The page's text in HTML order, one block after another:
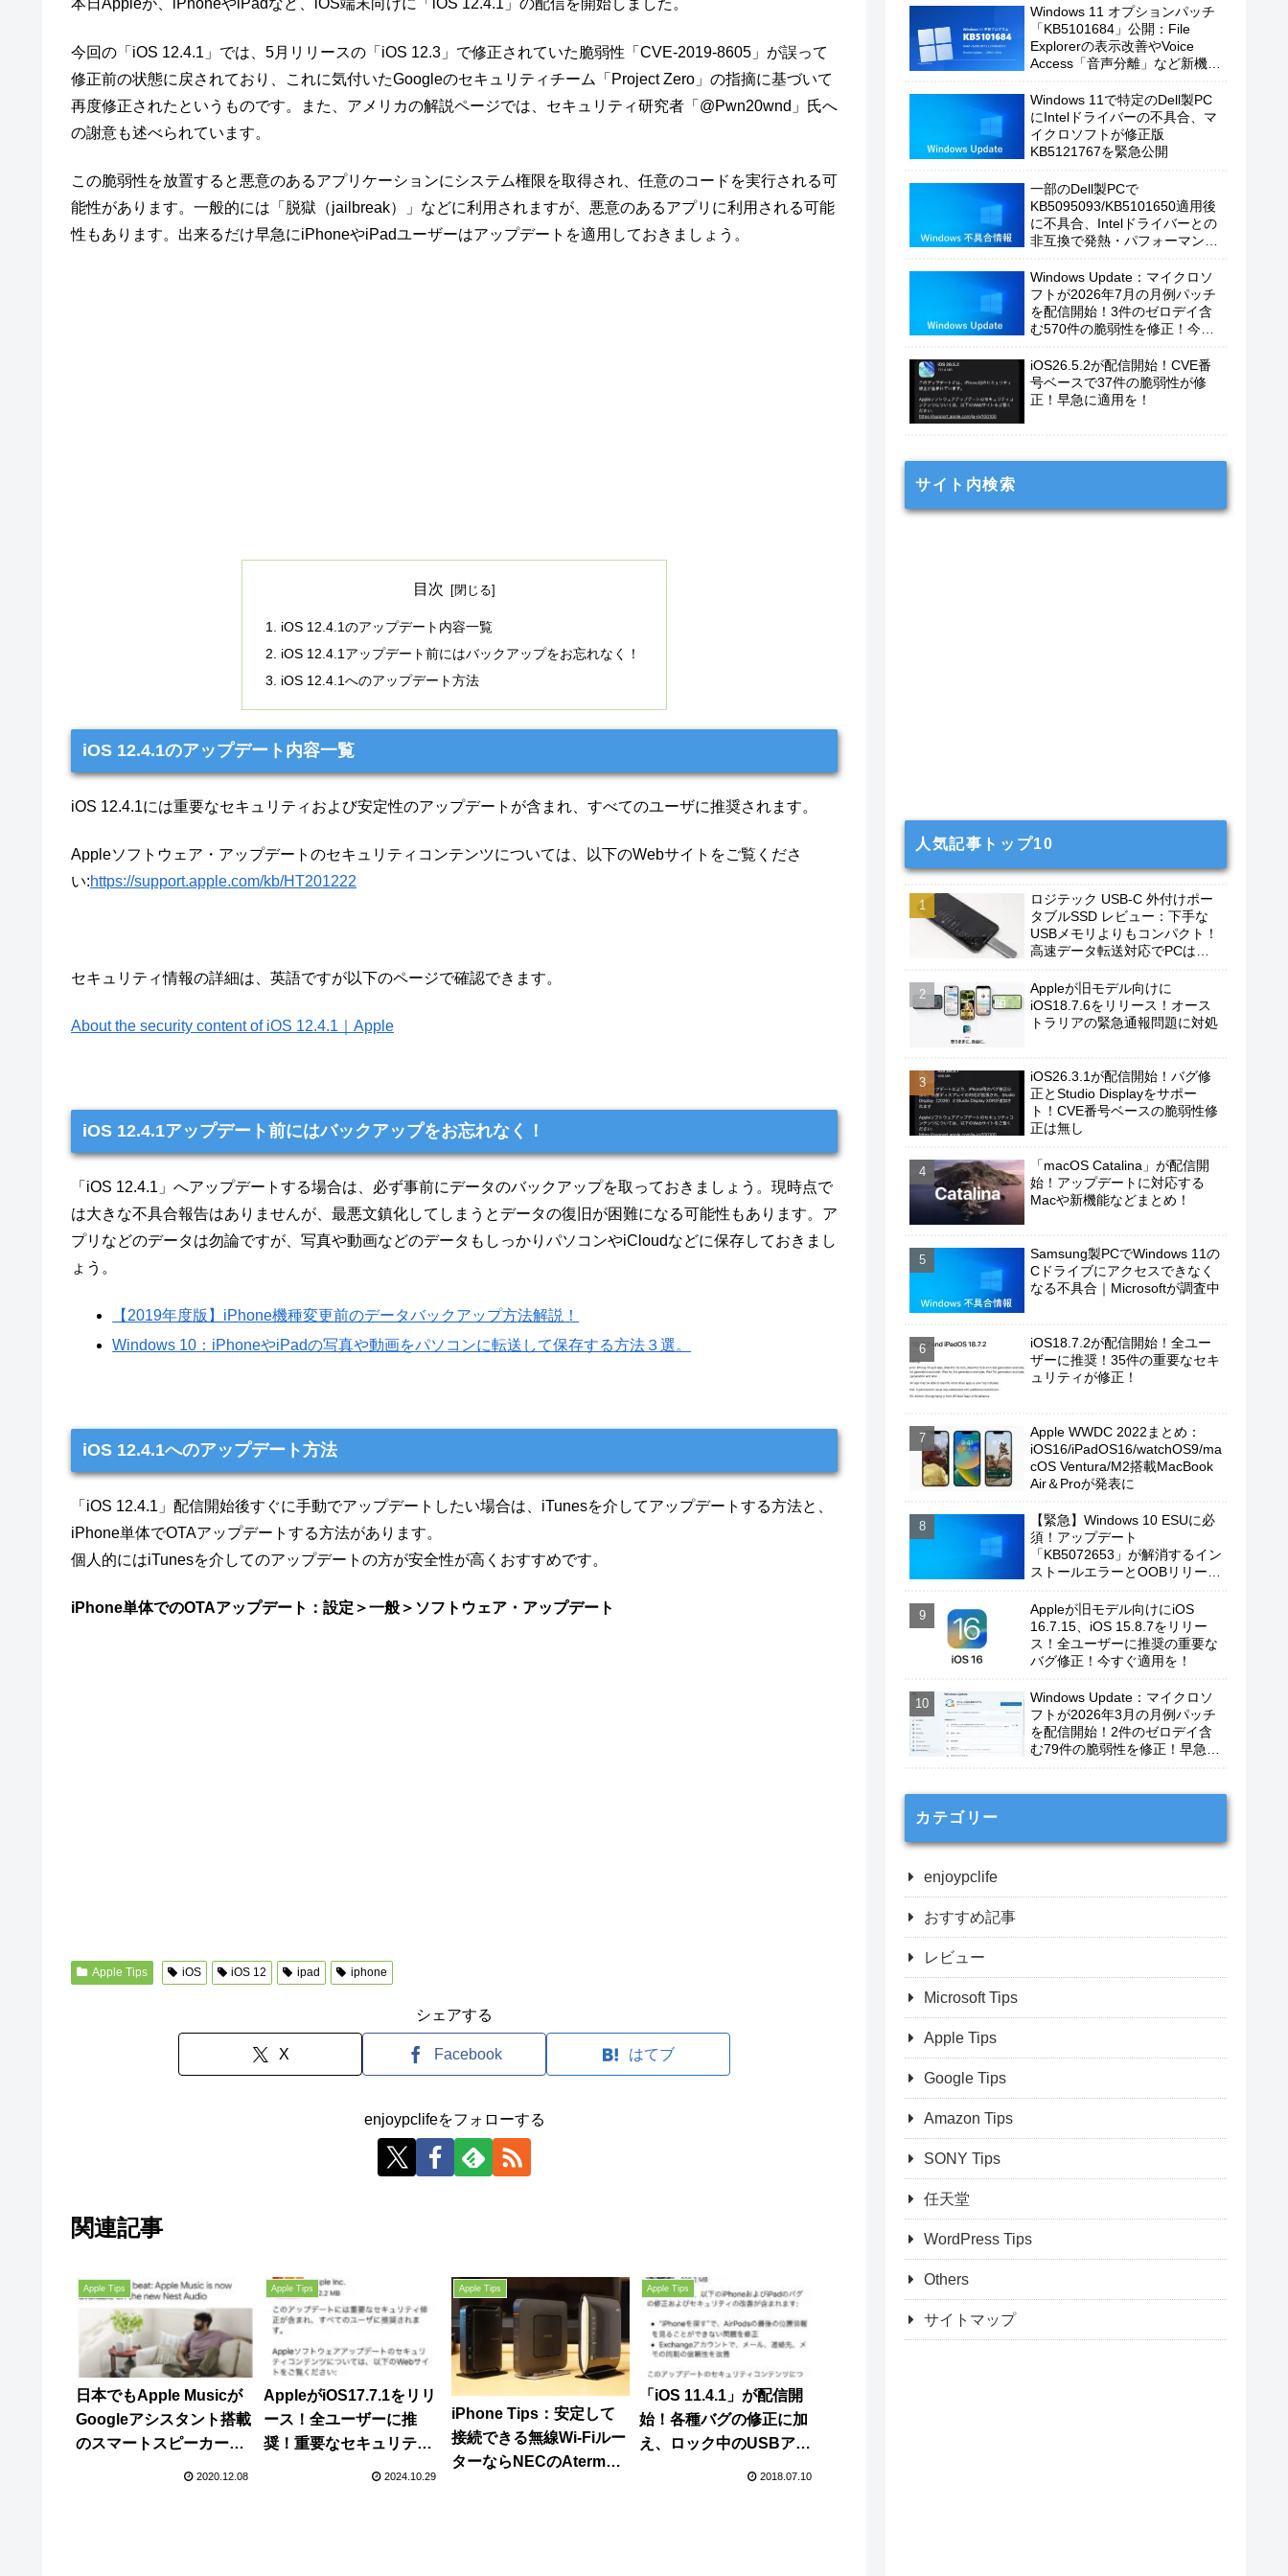
本日Appleが、iPhoneやiPadなど、iOS端末向けに「iOS 12.4.1」の配信を開始しました。
今回の「iOS 12.4.1」では、5月リリースの「iOS 12.3」で修正されていた脆弱性「CVE-2019-8605」が誤って
修正前の状態に戻されており、これに気付いたGoogleのセキュリティチーム「Project Zero」の指摘に基づいて
再度修正されたというものです。また、アメリカの解説ページでは、セキュリティ研究者「@Pwn20wnd」氏へ
の謝意も述べられています。
この脆弱性を放置すると悪意のあるアプリケーションにシステム権限を取得され、任意のコードを実行される可
能性があります。一般的には「脱獄（jailbreak）」などに利用されますが、悪意のあるアプリに利用される可能
性もあります。出来るだけ早急にiPhoneやiPadユーザーはアップデートを適用しておきましょう。
目次
iOS 12.4.1のアップデート内容一覧
iOS 12.4.1アップデート前にはバックアップをお忘れなく！
iOS 12.4.1へのアップデート方法
iOS 12.4.1のアップデート内容一覧
iOS 12.4.1には重要なセキュリティおよび安定性のアップデートが含まれ、すべてのユーザに推奨されます。
Appleソフトウェア・アップデートのセキュリティコンテンツについては、以下のWebサイトをご覧くださ
い:https://support.apple.com/kb/HT201222
セキュリティ情報の詳細は、英語ですが以下のページで確認できます。
About the security content of iOS 12.4.1｜Apple
iOS 12.4.1アップデート前にはバックアップをお忘れなく！
「iOS 12.4.1」へアップデートする場合は、必ず事前にデータのバックアップを取っておきましょう。現時点で
は大きな不具合報告はありませんが、最悪文鎮化してしまうとデータの復旧が困難になる可能性もあります。ア
プリなどのデータは勿論ですが、写真や動画などのデータもしっかりパソコンやiCloudなどに保存しておきまし
ょう。
【2019年度版】iPhone機種変更前のデータバックアップ方法解説！
Windows 10：iPhoneやiPadの写真や動画をパソコンに転送して保存する方法３選。
iOS 12.4.1へのアップデート方法
「iOS 12.4.1」配信開始後すぐに手動でアップデートしたい場合は、iTunesを介してアップデートする方法と、
iPhone単体でOTAアップデートする方法があります。
個人的にはiTunesを介してのアップデートの方が安全性が高くおすすめです。
iPhone単体でのOTAアップデート：設定＞一般＞ソフトウェア・アップデート
Apple Tips iOS iOS 12 ipad iphone
シェアする
X Facebook はてブ
enjoypclifeをフォローする
関連記事
Apple Tips
日本でもApple Musicが
Googleアシスタント搭載
のスマートスピーカーで
2020.12.08
Apple Tips
AppleがiOS17.7.1をリリ
ース！全ユーザーに推
奨！重要なセキュリティ
2024.10.29
Apple Tips
iPhone Tips：安定して
接続できる無線Wi-Fiルー
ターならNECのAtermシ
Apple Tips
「iOS 11.4.1」が配信開
始！各種バグの修正に加
え、ロック中のUSBアク
2018.07.10
Windows 11 オプションパッチ
「KB5101684」公開：File
Explorerの表示改善やVoice
Access「音声分離」など新機能
Windows 11で特定のDell製PC
にIntelドライバーの不具合、マ
イクロソフトが修正版
KB5121767を緊急公開
一部のDell製PCで
KB5095093/KB5101650適用後
に不具合、Intelドライバーとの
非互換で発熱・パフォーマンス
Windows Update：マイクロソ
フトが2026年7月の月例パッチ
を配信開始！3件のゼロデイ含
む570件の脆弱性を修正！今す
iOS26.5.2が配信開始！CVE番
号ベースで37件の脆弱性が修
正！早急に適用を！
サイト内検索
人気記事トップ10
ロジテック USB-C 外付けポー
タブルSSD レビュー：下手な
USBメモリよりもコンパクト！
高速データ転送対応でPCは勿
もおすすめ！
Appleが旧モデル向けに
iOS18.7.6をリリース！オース
トラリアの緊急通報問題に対処
iOS26.3.1が配信開始！バグ修
正とStudio Displayをサポー
ト！CVE番号ベースの脆弱性修
正は無し
「macOS Catalina」が配信開
始！アップデートに対応する
Macや新機能などまとめ！
Samsung製PCでWindows 11の
Cドライブにアクセスできなく
なる不具合｜Microsoftが調査中
iOS18.7.2が配信開始！全ユー
ザーに推奨！35件の重要なセキ
ュリティが修正！
Apple WWDC 2022まとめ：
iOS16/iPadOS16/watchOS9/ma
cOS Ventura/M2搭載MacBook
Air＆Proが発表に
【緊急】Windows 10 ESUに必
須！アップデート
「KB5072653」が解消するイン
ストールエラーとOOBリリース
Appleが旧モデル向けにiOS
16.7.15、iOS 15.8.7をリリー
ス！全ユーザーに推奨の重要な
バグ修正！今すぐ適用を！
Windows Update：マイクロソ
フトが2026年3月の月例パッチ
を配信開始！2件のゼロデイ含
む79件の脆弱性を修正！早急に
カテゴリー
enjoypclife
おすすめ記事
レビュー
Microsoft Tips
Apple Tips
Google Tips
Amazon Tips
SONY Tips
任天堂
WordPress Tips
Others
サイトマップ